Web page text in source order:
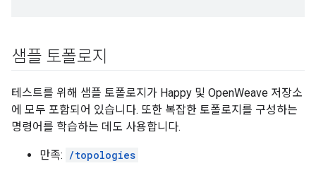
샘플 토폴로지
테스트를 위해 샘플 토폴로지가 Happy 및 OpenWeave 저장소
에 모두 포함되어 있습니다. 또한 복잡한 토폴로지를 구성하는
명령어를 학습하는 데도 사용합니다.
만족: /topologies